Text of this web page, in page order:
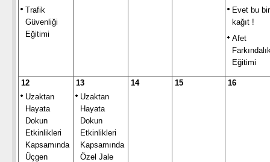
Trafik
Güvenliği
Eğitimi
Evet bu bir
kağıt !
Afet
Eğitimi
12
Uzaktan
Hayata
Dokun
Etkinlikleri
Kapsamında
Üçgen
13
Uzaktan
Hayata
Dokun
Etkinlikleri
Kapsamında
Özel Jale
14 15 16